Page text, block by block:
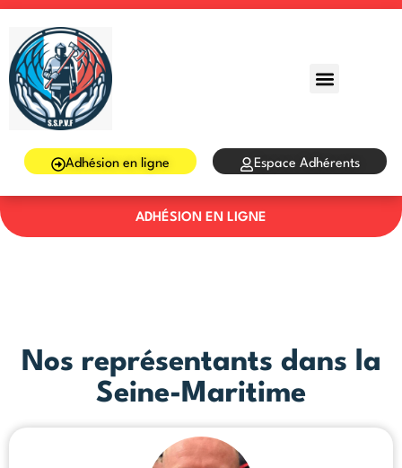
Adhésion en ligne Espace Adhérents
ADHÉSION EN LIGNE
Nos représentants dans la
Seine-Maritime